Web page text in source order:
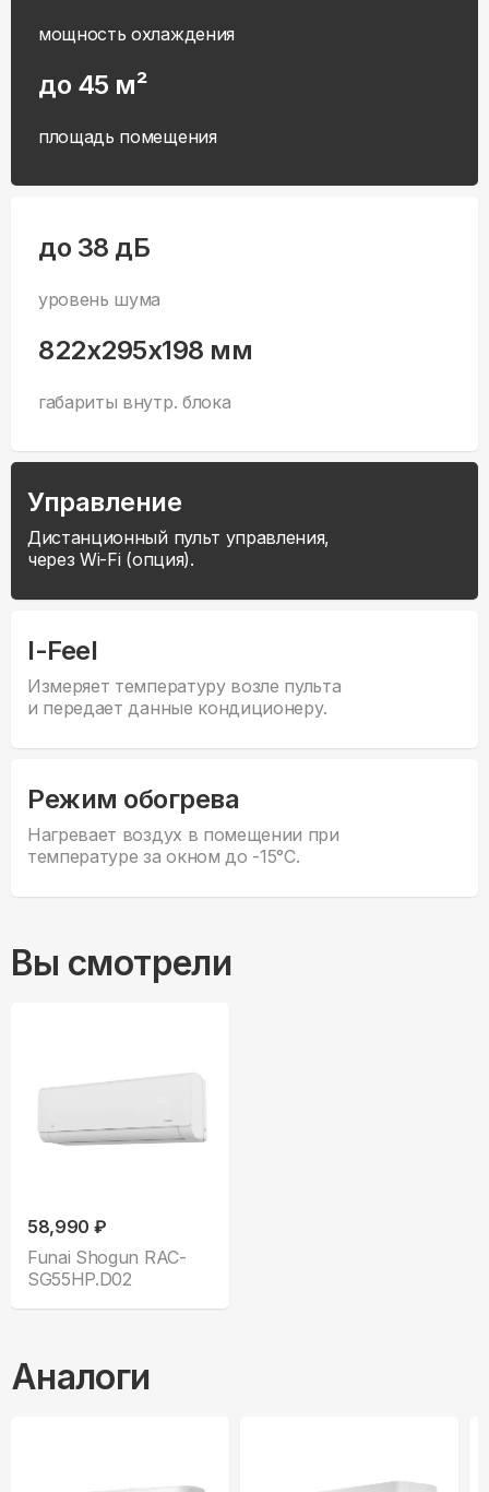
мощность охлаждения
до 45 м²
площадь помещения
до 38 дБ
уровень шума
822x295x198 мм
габариты внутр. блока
Управление
Дистанционный пульт управления,
через Wi-Fi (опция).
I-Feel
Измеряет температуру возле пульта
и передает данные кондиционеру.
Режим обогрева
Нагревает воздух в помещении при
температуре за окном до -15°С.
Вы смотрели
58,990 ₽
Funai Shogun RAC-
SG55HP.D02
Аналоги